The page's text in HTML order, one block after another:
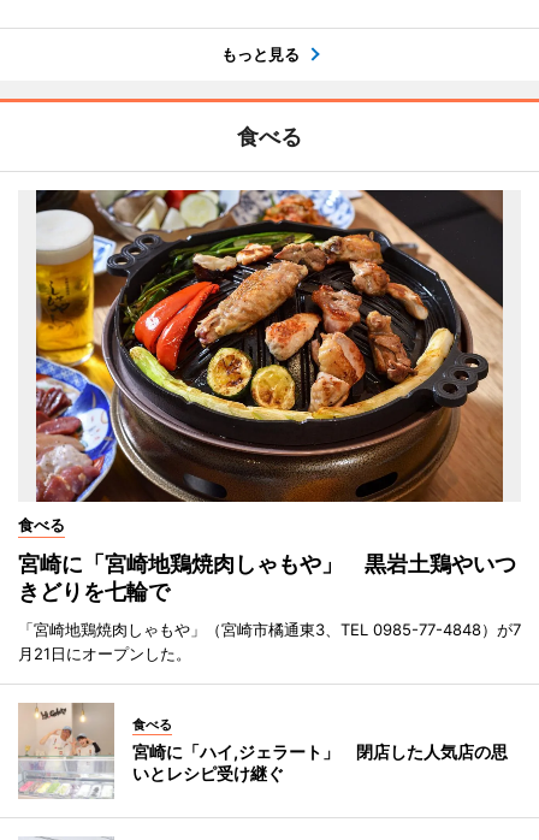
もっと見る
食べる
食べる
宮崎に「宮崎地鶏焼肉しゃもや」 黒岩土鶏やいつ
きどりを七輪で
「宮崎地鶏焼肉しゃもや」（宮崎市橘通東3、TEL 0985-77-4848）が7
月21日にオープンした。
食べる
宮崎に「ハイ,ジェラート」 閉店した人気店の思
いとレシピ受け継ぐ